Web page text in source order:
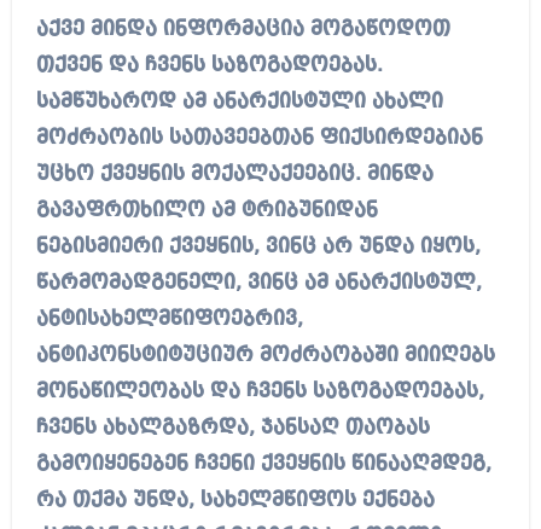
აქვე მინდა ინფორმაცია მოგაწოდოთ
თქვენ და ჩვენს საზოგადოებას.
სამწუხაროდ ამ ანარქისტული ახალი
მოძრაობის სათავეებთან ფიქსირდებიან
უცხო ქვეყნის მოქალაქეებიც. მინდა
გავაფრთხილო ამ ტრიბუნიდან
ნებისმიერი ქვეყნის, ვინც არ უნდა იყოს,
წარმომადგენელი, ვინც ამ ანარქისტულ,
ანტისახელმწიფოებრივ,
ანტიკონსტიტუციურ მოძრაობაში მიიღებს
მონაწილეობას და ჩვენს საზოგადოებას,
ჩვენს ახალგაზრდა, ჯანსაღ თაობას
გამოიყენებენ ჩვენი ქვეყნის წინააღმდეგ,
რა თქმა უნდა, სახელმწიფოს ექნება